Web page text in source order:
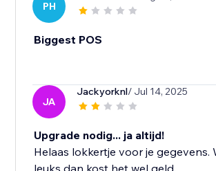
PH
Biggest POS
JA
Jackyorknl/ Jul 14, 2025
Upgrade nodig... ja altijd!
Helaas lokkertje voor je gegevens.